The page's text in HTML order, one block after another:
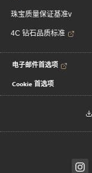
珠宝质量保证基准v
4C 钻石品质标准
电子邮件首选项
Cookie 首选项